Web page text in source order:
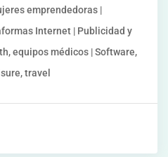
emprendedoras |
Internet | Publicidad y
equipos médicos | Software,
travel